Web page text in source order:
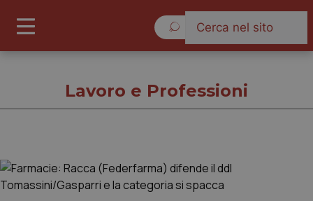
Lavoro e Professioni